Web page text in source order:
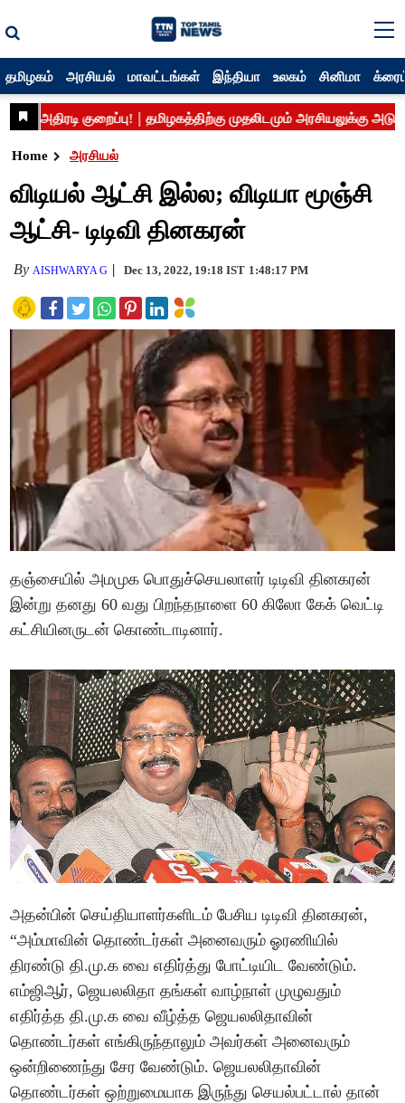
தமிழகம் அரசியல் மாவட்டங்கள் இந்தியா உலகம் சினிமா
Home அரசியல்
விடியல் ஆட்சி இல்ல; விடியா மூஞ்சி
ஆட்சி- டிடிவி தினகரன்
By AISHWARYA G Dec 13, 2022, 19:18 IST 1:48:17 PM
தஞ்சையில் அமமுக பொதுச்செயலாளர் டிடிவி தினகரன்
இன்று தனது 60 வது பிறந்தநாளை 60 கிலோ கேக் வெட்டி
கட்சியினருடன் கொண்டாடினார்.
அதன்பின் செய்தியாளர்களிடம் பேசிய டிடிவி தினகரன்,
“அம்மாவின் தொண்டர்கள் அனைவரும் ஓரணியில்
திரண்டு தி.மு.க வை எதிர்த்து போட்டியிட வேண்டும்.
எம்ஜிஆர், ஜெயலலிதா தங்கள் வாழ்நாள் முழுவதும்
எதிர்த்த தி.மு.க வை வீழ்த்த ஜெயலலிதாவின்
தொண்டர்கள் எங்கிருந்தாலும் அவர்கள் அனைவரும்
ஒன்றிணைந்து சேர வேண்டும். ஜெயலலிதாவின்
தொண்டர்கள் ஒற்றுமையாக இருந்து செயல்பட்டால் தான்